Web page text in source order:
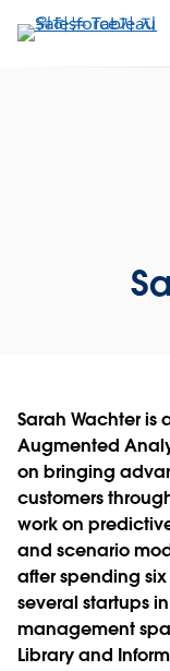
요
Sarah Wachter is
Augmented
on bringing
customers
work on
and scenario
after spending
several startups
management
Library and